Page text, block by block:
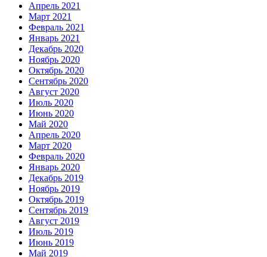
Апрель 2021
Март 2021
Февраль 2021
Январь 2021
Декабрь 2020
Ноябрь 2020
Октябрь 2020
Сентябрь 2020
Август 2020
Июль 2020
Июнь 2020
Май 2020
Апрель 2020
Март 2020
Февраль 2020
Январь 2020
Декабрь 2019
Ноябрь 2019
Октябрь 2019
Сентябрь 2019
Август 2019
Июль 2019
Июнь 2019
Май 2019